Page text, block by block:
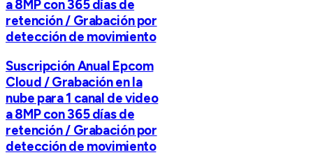
a 8MP con 365 días de
retención / Grabación por
detección de movimiento
Suscripción Anual Epcom
Cloud / Grabación en la
nube para 1 canal de video
a 8MP con 365 días de
retención / Grabación por
detección de movimiento